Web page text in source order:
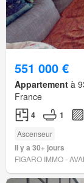
551 000 €
Appartement à
France
4 1
Ascenseur
Il y a 30+ jours
FIGARO IMMO -